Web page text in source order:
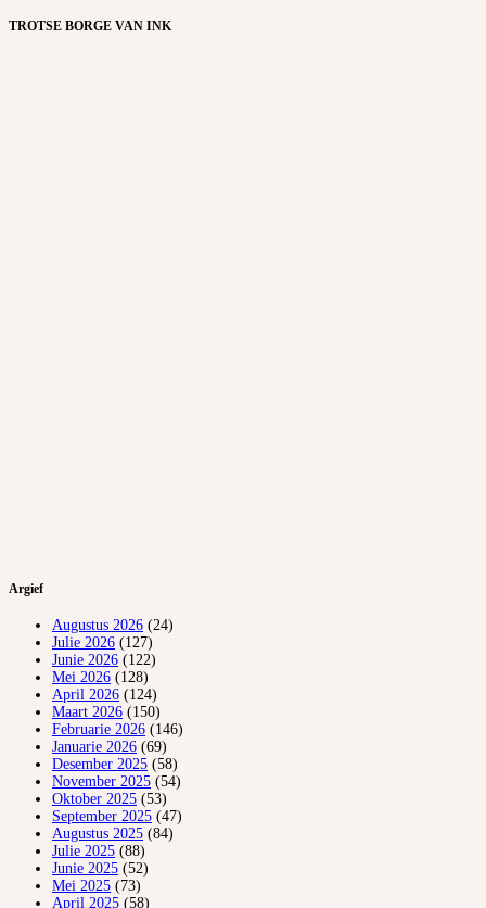
TROTSE BORGE VAN INK
Argief
Augustus 2026 (24)
Julie 2026 (127)
Junie 2026 (122)
Mei 2026 (128)
April 2026 (124)
Maart 2026 (150)
Februarie 2026 (146)
Januarie 2026 (69)
Desember 2025 (58)
November 2025 (54)
Oktober 2025 (53)
September 2025 (47)
Augustus 2025 (84)
Julie 2025 (88)
Junie 2025 (52)
Mei 2025 (73)
April 2025 (58)